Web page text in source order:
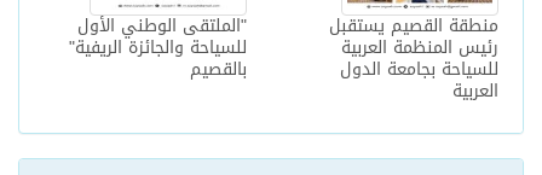
"الملتقى الوطني الأول
للسياحة والجائزة الريفية"
بالقصيم
منطقة القصيم يستقبل
رئيس المنظمة العربية
للسياحة بجامعة الدول
العربية